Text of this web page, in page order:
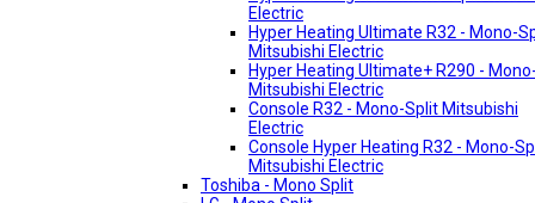
Electric
Hyper Heating Ultimate R32 - Mono-
Mitsubishi Electric
Hyper Heating Ultimate+ R290 -
Mitsubishi Electric
Console R32 - Mono-Split Mitsubishi
Electric
Console Hyper Heating R32 - Mono-
Mitsubishi Electric
Toshiba - Mono Split